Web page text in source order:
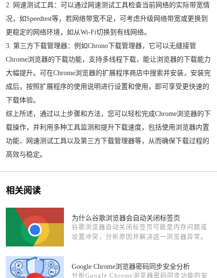
2. 网速测试工具：可以通过网速测试工具检查当前网络的实际带宽情
况，如Speedtest等，若网络带宽不足，可考虑升级网络带宽或更换到
更稳定的网络环境，如从Wi-Fi切换到有线网络。
3. 第三方下载管理器：例如Chrono下载管理器，它可以无缝接管
Chrome浏览器的下载功能，支持多线程下载，能让浏览器的下载能力
大幅提升。可在Chrome浏览器的扩展程序商店中搜索并安装，安装完
成后，按照扩展程序的使用说明进行设置和使用，即可享受更快速的
下载体验。
综上所述，通过以上步骤和方法，您可以轻松完成Chrome浏览器的下
载操作，并利用多种工具监测和提升下载速度，包括使用浏览器内置
功能、网速测试工具以及第三方下载管理器等，从而确保下载过程的
高效与稳定。
相关阅读
为什么谷歌浏览器会自动关闭标签页
谷歌浏览器自动关闭标签页可能是内存问题或
设置冲突，分析原因并解决这一浏览器异常。
Google Chrome浏览器密码同步安全分析
分析Google Chrome浏览器密码同步功能的安